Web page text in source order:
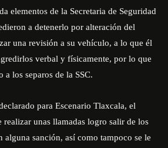
elementos de la Secretaria de Seguridad
a detenerlo por alteración del
una revisión a su vehículo, a lo que él
verbal y físicamente, por lo que
los separos de la SSC.
para Escenario Tlaxcala, el
realizar unas llamadas logro salir de los
alguna sanción, así como tampoco se le